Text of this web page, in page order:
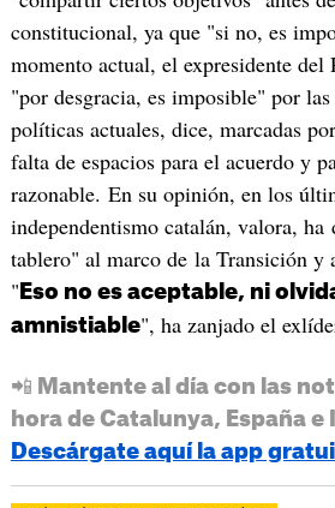
constitucional, ya que "si no, es
momento actual, el expresidente del
"por desgracia, es imposible" por
políticas actuales, dice, marcadas
falta de espacios para el acuerdo y
razonable. En su opinión, en los
independentismo catalán, valora, ha
tablero" al marco de la Transición y
" Eso no es aceptable, ni
amnistiable", ha zanjado el
📲 Mantente al día con las
hora de Catalunya, España
Descárgate aquí la app